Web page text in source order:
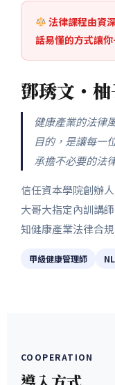
法律課程由資
話易懂的方式讓你
鄧琇文・
健康產業的法律
目的，是讓每一
承擔不必要的法
信任資本學院創辦
大哥大指定內訓講
知健康產業法律合
甲級健康管理師
COOPERATION